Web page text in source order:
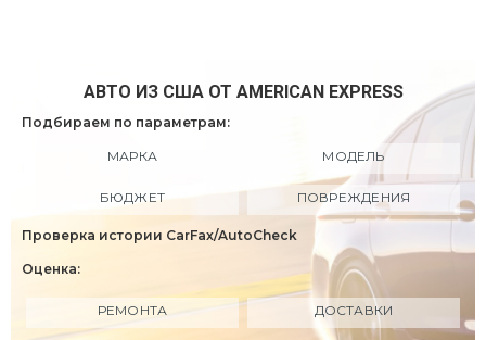
АВТО ИЗ США ОТ AMERICAN EXPRESS
Подбираем по параметрам:
МАРКА МОДЕЛЬ
БЮДЖЕТ ПОВРЕЖДЕНИЯ
Проверка истории CarFax/AutoCheck
Оценка:
РЕМОНТА ДОСТАВКИ